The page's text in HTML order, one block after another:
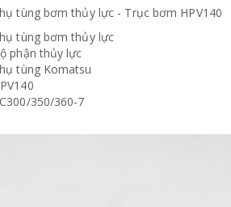
tùng bơm thủy lực - Trục bơm HPV140
tùng bơm thủy lực
phận thủy lực
tùng Komatsu
350/360-7